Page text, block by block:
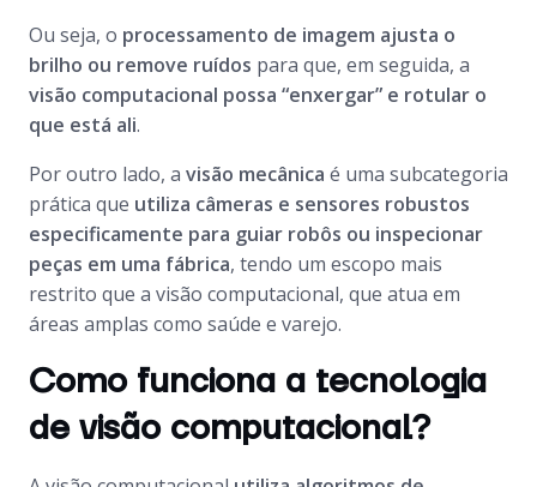
Ou seja, o processamento de imagem ajusta o
brilho ou remove ruídos para que, em seguida, a
visão computacional possa “enxergar” e rotular o
que está ali.
Por outro lado, a visão mecânica é uma subcategoria
prática que utiliza câmeras e sensores robustos
especificamente para guiar robôs ou inspecionar
peças em uma fábrica, tendo um escopo mais
restrito que a visão computacional, que atua em
áreas amplas como saúde e varejo.
Como funciona a tecnologia
de visão computacional?